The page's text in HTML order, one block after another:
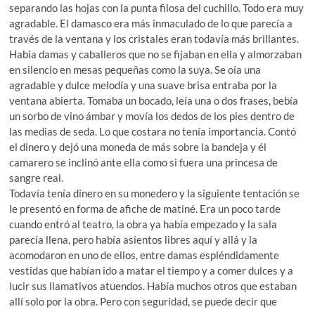
separando las hojas con la punta filosa del cuchillo. Todo era muy
agradable. El damasco era más inmaculado de lo que parecía a
través de la ventana y los cristales eran todavía más brillantes.
Había damas y caballeros que no se fijaban en ella y almorzaban
en silencio en mesas pequeñas como la suya. Se oía una
agradable y dulce melodía y una suave brisa entraba por la
ventana abierta. Tomaba un bocado, leía una o dos frases, bebía
un sorbo de vino ámbar y movía los dedos de los pies dentro de
las medias de seda. Lo que costara no tenía importancia. Contó
el dinero y dejó una moneda de más sobre la bandeja y él
camarero se inclinó ante ella como si fuera una princesa de
sangre real.
Todavía tenía dinero en su monedero y la siguiente tentación se
le presentó en forma de afiche de matiné. Era un poco tarde
cuando entró al teatro, la obra ya había empezado y la sala
parecía llena, pero había asientos libres aquí y allá y la
acomodaron en uno de ellos, entre damas espléndidamente
vestidas que habían ido a matar el tiempo y a comer dulces y a
lucir sus llamativos atuendos. Había muchos otros que estaban
allí solo por la obra. Pero con seguridad, se puede decir que